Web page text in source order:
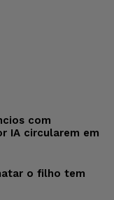
com
IA circularem em
o filho tem